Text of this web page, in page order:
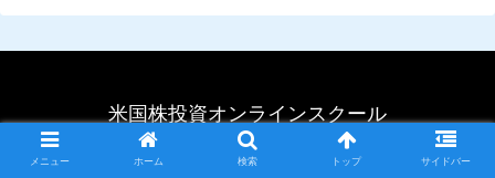
米国株投資オンラインスクール
© 2022 米国株投資オンラインスクール.
メニュー ホーム 検索 トップ サイドバー